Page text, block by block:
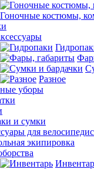
Гоночные костюмы,
Разное
уборы
и сумки
для
экипировка